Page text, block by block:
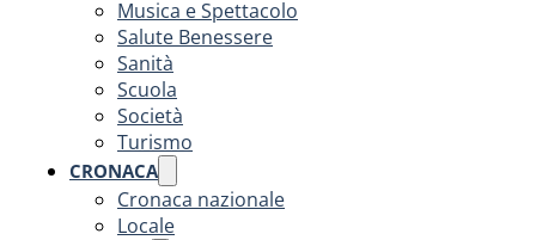
Musica e Spettacolo
Salute Benessere
Sanità
Scuola
Società
Turismo
CRONACA
Cronaca nazionale
Locale